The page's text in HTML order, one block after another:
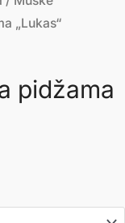
„Lukas“
pidžama